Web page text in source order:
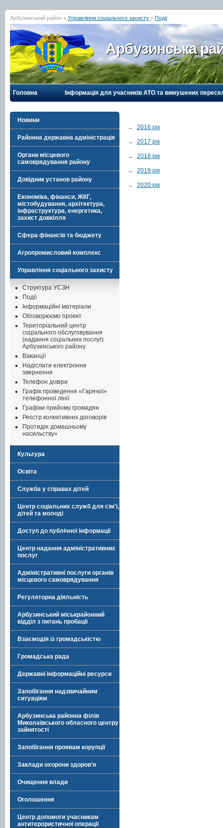
Арбузинський район » Управління соціального захисту » Події
Арбузинська
Головна Інформація для учасників АТО та вимушених
Новини
Районна державна адміністрація
Органи місцевого
самоврядування району
Довідник установ району
Економіка, фінанси, ЖКГ,
містобудування, архітектура,
інфраструктура, енергетика,
захист довкілля
Сфера фінансів та бюджету
Агропромисловий комплекс
Управління соціального захисту
Структура УСЗН
Події
Інформаційні матеріали
Обговорюємо проект
Територіальний центр
соціального обслуговування
(надання соціальних послуг)
Арбузинського району
Ваканції
Надіслати електронне
звернення
Телефон довіри
Графік проведення «Гарячої»
телефонної лінії
Графіки прийому громадян
Реєстр колективних договорів
Протидія домашньому
насильству»
Культура
Освіта
Служба у справах дітей
Центр соціальних служб для сім'ї,
дітей та молоді
Доступ до публічної інформації
Центр надання адміністративних
послуг
Адміністративні послуги органів
місцевого самоврядування
Регуляторна діяльність
Арбузинський міськрайонний
відділ з питань пробації
Взаємодія із громадськістю
Громадська рада
Державні інформаційні ресурси
Запобігання надзвичайним
ситуаціям
Арбузинська районна філія
Миколаївського обласного центру
зайнятості
Запобігання проявам корупції
Заклади охорони здоров'я
Очищення влади
Оголошення
Центр допомоги учасникам
антитерористичної операції
→ 2016 рік
→ 2017 рік
→ 2018 рік
→ 2019 рік
→ 2020 рік